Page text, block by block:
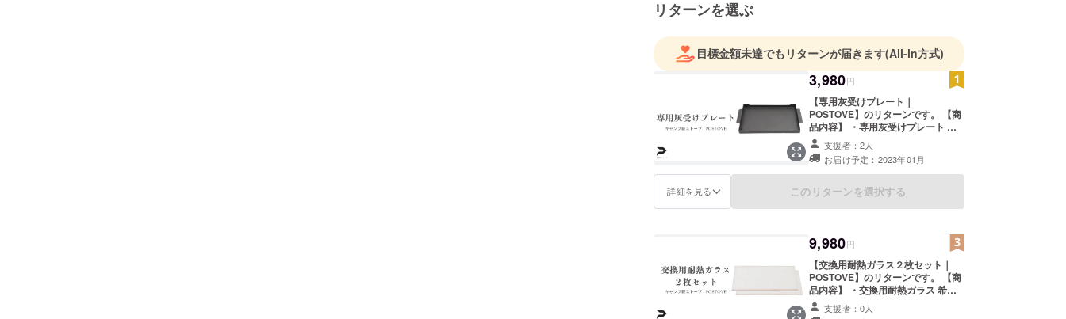
リターンを選ぶ
目標金額未達でもリターンが届きます(All-in方式)
3,980円
【専用灰受けプレート｜
POSTOVE】のリターンです。 【商
品内容】 ・専用灰受けプレート 希
望小売価格 41,800円 ・カラー ブ
ラック ・素材 ステンレス鋼 ・
取扱説明書 未定 ・保証 30日
間初期不良交換保証 お届け予定は、
生産、配送状況によって遅れる可能
い。 皆様のご支援により量産効率が
向上した場合、正規販売価格が販売
予定価格より下がる可能性もござい
ます。
支援者：2人
お届け予定：2023年01月
詳細を見る このリターンを選択する
9,980円
【交換用耐熱ガラス２枚セット｜
POSTOVE】のリターンです。 【商
品内容】 ・交換用耐熱ガラス 希望
小売価格 9,980円 ・素材 高耐熱強
化ガラス 4mm ・取扱説明書 未
支援者：0人